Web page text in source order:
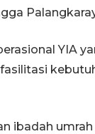
YIA
ibadah